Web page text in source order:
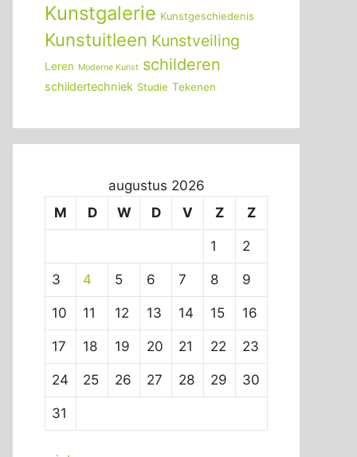
Kunstgalerie Kunstgeschiedenis
Kunstuitleen Kunstveiling
Leren Moderne Kunst schilderen
schildertechniek Studie Tekenen
augustus 2026
M
D W D V Z Z
1 2
3 4 5 6 7 8 9
10 11 12 13 14 15 16
17 18 19 20 21 22 23
24 25 26 27 28 29 30
31